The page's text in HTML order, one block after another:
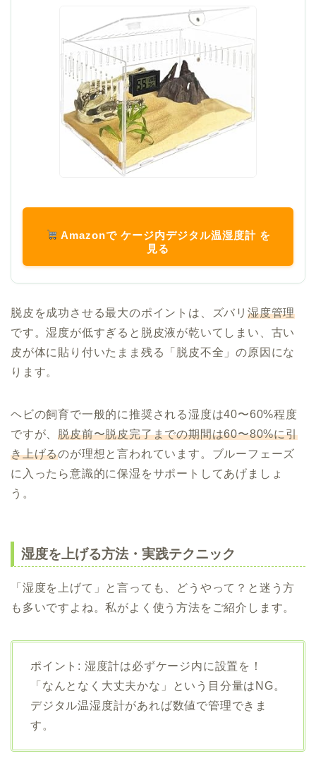
Amazonで ケージ内デジタル温湿度計 を
見る
脱皮を成功させる最大のポイントは、ズバリ 湿度管理
です。湿度が低すぎると脱皮液が乾いてしまい、古い
皮が体に貼り付いたまま残る「脱皮不全」の原因にな
ります。
ヘビの飼育で一般的に推奨される湿度は40〜60%程度
ですが、脱皮前〜脱皮完了までの期間は60〜80%に引
き上げるのが理想と言われています。ブルーフェーズ
に入ったら意識的に保湿をサポートしてあげましょ
う。
湿度を上げる方法・実践テクニック
「湿度を上げて」と言っても、どうやって？と迷う方
も多いですよね。私がよく使う方法をご紹介します。
ポイント: 湿度計は必ずケージ内に設置を！
「なんとなく大丈夫かな」という目分量はNG。
デジタル温湿度計があれば数値で管理できま
す。